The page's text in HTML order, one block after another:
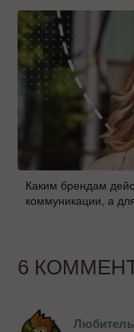
Каким брендам
коммуникации, а
6
Любитель